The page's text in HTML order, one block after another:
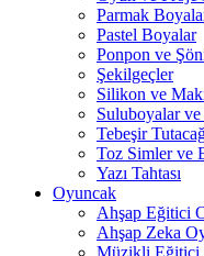
Parmak
Pastel Boyalar
Ponpon ve
Şekilgeçler
Silikon ve
Suluboyalar ve
Tebeşir
Toz Simler ve
Yazı Tahtası
Oyuncak
Ahşap Eğitici
Ahşap Zeka
Müzikli Eğitici